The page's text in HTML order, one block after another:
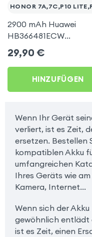
2900 mAh Huawei
HB366481ECW
Austausch-Akku für
Huawei 10 Lite und P20
Lite
29,90 €
HINZUFÜGEN
Wenn Ihr Gerät
verliert, ist es Zeit,
ersetzen. Bestellen
kompatiblen Akku
umfangreichen
Ihres Geräts wie
Kamera, Internet...
Wenn sich der
gewöhnlich
ist es Zeit, einen